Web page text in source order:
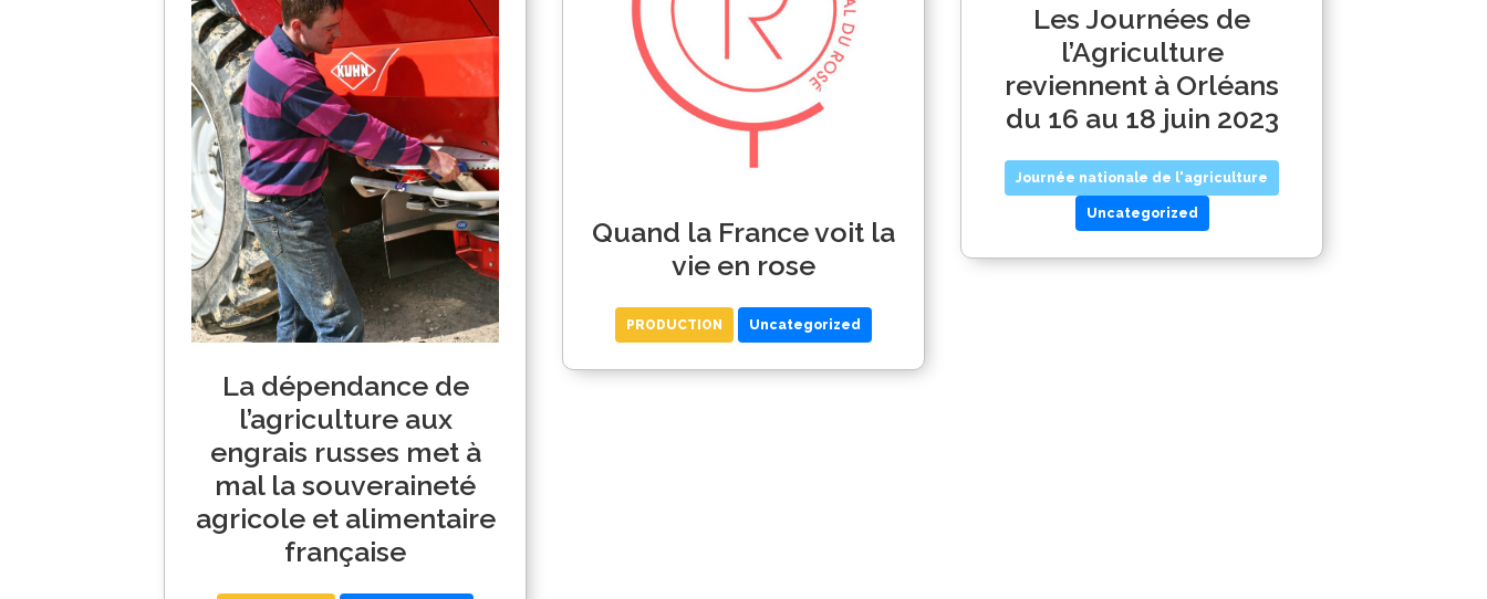
La dépendance de
l’agriculture aux
engrais russes met à
mal la souveraineté
agricole et alimentaire
française
Quand la France voit la
vie en rose
PRODUCTION Uncategorized
Les Journées de
l’Agriculture
reviennent à Orléans
du 16 au 18 juin 2023
Journée nationale de l'agriculture
Uncategorized